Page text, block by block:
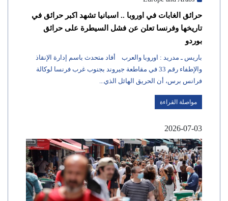
حرائق الغابات في اوروبا .. اسبانيا تشهد اكبر حرائق في
تاريخها وفرنسا تعلن عن فشل السيطرة على حرائق
بوردو
باريس ـ مدريد : اوروبا والعرب أفاد متحدث باسم إدارة الإنقاذ
والإطفاء رقم 33 في مقاطعة جيروند بجنوب غرب فرنسا لوكالة
فرانس برس، أن الحريق الهائل الذي...
مواصلة القراءة
2026-07-03